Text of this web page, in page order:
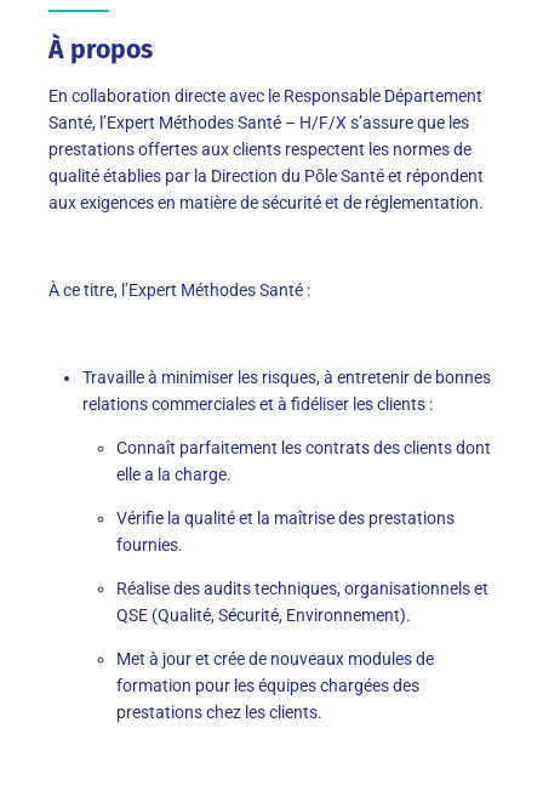
À propos
En collaboration directe avec le Responsable Département
Santé, l’Expert Méthodes Santé – H/F/X s’assure que les
prestations offertes aux clients respectent les normes de
qualité établies par la Direction du Pôle Santé et répondent
aux exigences en matière de sécurité et de réglementation.
À ce titre, l’Expert Méthodes Santé :
Travaille à minimiser les risques, à entretenir de bonnes
relations commerciales et à fidéliser les clients :
Connaît parfaitement les contrats des clients dont
elle a la charge.
Vérifie la qualité et la maîtrise des prestations
fournies.
Réalise des audits techniques, organisationnels et
QSE (Qualité, Sécurité, Environnement).
Met à jour et crée de nouveaux modules de
formation pour les équipes chargées des
prestations chez les clients.